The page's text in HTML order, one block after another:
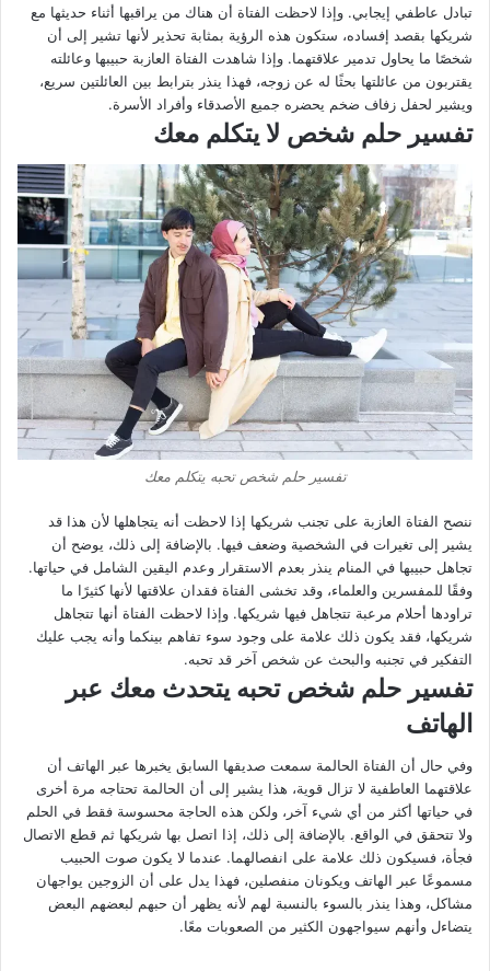
تبادل عاطفي إيجابي. وإذا لاحظت الفتاة أن هناك من يراقبها أثناء حديثها مع
شريكها بقصد إفساده، ستكون هذه الرؤية بمثابة تحذير لأنها تشير إلى أن
شخصًا ما يحاول تدمير علاقتهما. وإذا شاهدت الفتاة العازبة حبيبها وعائلته
يقتربون من عائلتها بحثًا له عن زوجه، فهذا ينذر بترابط بين العائلتين سريع،
ويشير لحفل زفاف ضخم يحضره جميع الأصدقاء وأفراد الأسرة.
تفسير حلم شخص لا يتكلم معك
تفسير حلم شخص تحبه يتكلم معك
ننصح الفتاة العازبة على تجنب شريكها إذا لاحظت أنه يتجاهلها لأن هذا قد
يشير إلى تغيرات في الشخصية وضعف فيها. بالإضافة إلى ذلك، يوضح أن
تجاهل حبيبها في المنام ينذر بعدم الاستقرار وعدم اليقين الشامل في حياتها.
وفقًا للمفسرين والعلماء، وقد تخشى الفتاة فقدان علاقتها لأنها كثيرًا ما
تراودها أحلام مرعبة تتجاهل فيها شريكها. وإذا لاحظت الفتاة أنها تتجاهل
شريكها، فقد يكون ذلك علامة على وجود سوء تفاهم بينكما وأنه يجب عليك
التفكير في تجنبه والبحث عن شخص آخر قد تحبه.
تفسير حلم شخص تحبه يتحدث معك عبر
الهاتف
وفي حال أن الفتاة الحالمة سمعت صديقها السابق يخبرها عبر الهاتف أن
علاقتهما العاطفية لا تزال قوية، هذا يشير إلى أن الحالمة تحتاجه مرة أخرى
في حياتها أكثر من أي شيء آخر، ولكن هذه الحاجة محسوسة فقط في الحلم
ولا تتحقق في الواقع. بالإضافة إلى ذلك، إذا اتصل بها شريكها ثم قطع الاتصال
فجأة، فسيكون ذلك علامة على انفصالهما. عندما لا يكون صوت الحبيب
مسموعًا عبر الهاتف ويكونان منفصلين، فهذا يدل على أن الزوجين يواجهان
مشاكل، وهذا ينذر بالسوء بالنسبة لهم لأنه يظهر أن حبهم لبعضهم البعض
يتضاءل وأنهم سيواجهون الكثير من الصعوبات معًا.